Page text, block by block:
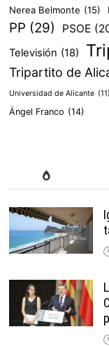
Nerea Belmonte (15)
PP (29) PSOE
Televisión (18)
Tripartito de
Universidad de Alicante (11)
Ángel Franco (14)